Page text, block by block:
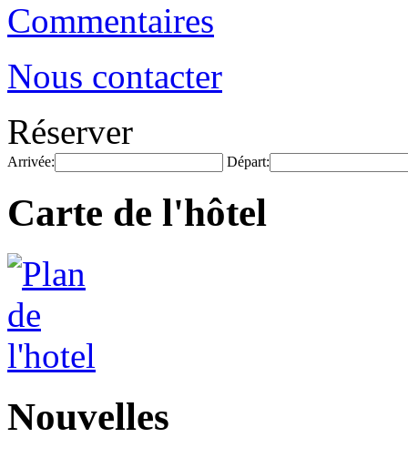
Commentaires
Nous contacter
Réserver
Arrivée: Départ:
Carte de l'hôtel
Nouvelles